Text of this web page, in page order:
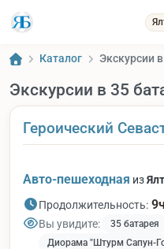
Каталог Экскурсии
Экскурсии в 35
Героический
Авто-пешеходная из
Продолжительность:
Вы увидите: 35 батарея
Диорама "Штурм Сапун-